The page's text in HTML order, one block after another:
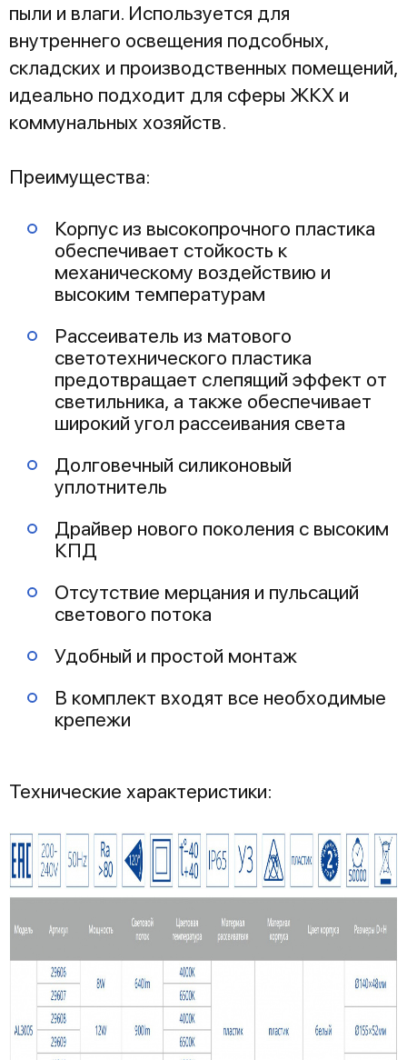
пыли и влаги. Используется для
внутреннего освещения подсобных,
складских и производственных помещений,
идеально подходит для сферы ЖКХ и
коммунальных хозяйств.
Преимущества:
Корпус из высокопрочного пластика
обеспечивает стойкость к
механическому воздействию и
высоким температурам
Рассеиватель из матового
светотехнического пластика
предотвращает слепящий эффект от
светильника, а также обеспечивает
широкий угол рассеивания света
Долговечный силиконовый
уплотнитель
Драйвер нового поколения с высоким
КПД
Отсутствие мерцания и пульсаций
светового потока
Удобный и простой монтаж
В комплект входят все необходимые
крепежи
Технические характеристики: